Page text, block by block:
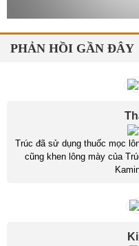
PHẢN HỒI GẦN ĐÂY
Trúc đã sử dụng thuốc mọc
cũng khen lông mày của